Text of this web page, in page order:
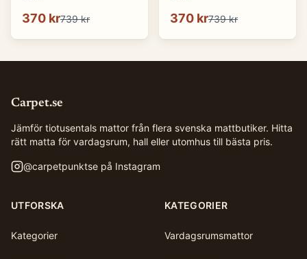
370 kr739 kr 370 kr739 kr
Carpet.se
Jämför tiotusentals mattor från flera svenska mattbutiker. Hitta
rätt matta för vardagsrum, hall eller utomhus till bästa pris.
@carpetpunktse på Instagram
UTFORSKA
Kategorier
KATEGORIER
Vardagsrumsmattor